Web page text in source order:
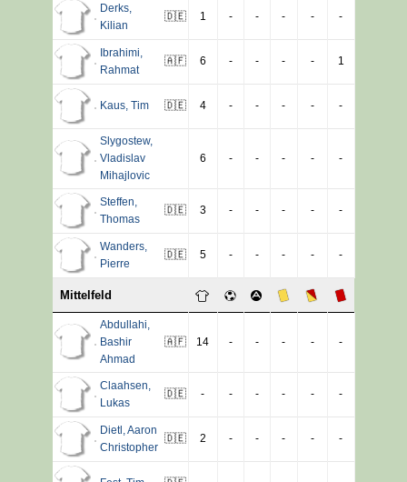
Derks,
Kilian
🇩🇪 1 - - - - -
Ibrahimi
Rahmat
🇦🇫 6 - - - - 1
Kaus, Tim 🇩🇪 4 - - - - -
Slygostew,
Vladislav
Mihajlovic
6 - - - - -
Steffen
Thomas
🇩🇪 3 - - - - -
Wanders,
Pierre
🇩🇪 5 - - - - -
Mittelfeld
Abdullahi
Bashir
Ahmad
🇦🇫 14 - - - - -
Claahsen
Lukas
🇩🇪 - - - - - -
Dietl Aaron
Christopher
🇩🇪 2 - - - - -